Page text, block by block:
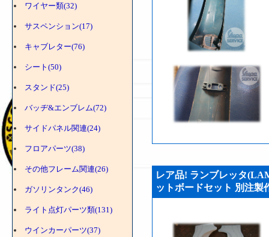
ワイヤー類(32)
サスペンション(17)
キャブレター(76)
シート(50)
スタンド(25)
バッヂ&エンブレム(72)
サイドパネル関連(24)
フロアパーツ(38)
その他フレーム関連(26)
ガソリンタンク(46)
ライト点灯パーツ類(131)
ウインカーパーツ(37)
レア品! ランブレッタ
ットボードセット 別注製